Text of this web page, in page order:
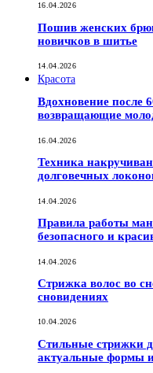
16.04.2026
Пошив женских
новичков в шитье
14.04.2026
Красота
Вдохновение после
возвращающие
16.04.2026
Техника
долговечных
14.04.2026
Правила работы
безопасного и
14.04.2026
Стрижка волос во
сновидениях
10.04.2026
Стильные стрижки
актуальные формы